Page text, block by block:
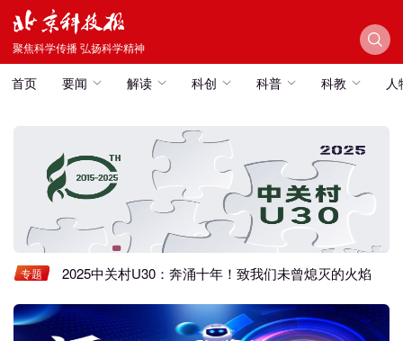
聚焦科学传播 弘扬科学精神
首页 要闻 解读 科创 科普 科教 人
专题 2025中关村U30：奔涌十年！致我们未曾熄灭的火焰